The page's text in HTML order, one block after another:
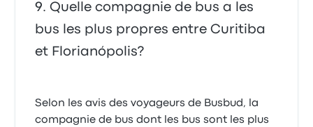
Quelle compagnie de bus a les
bus les plus propres entre Curitiba
et Florianópolis?
Selon les avis des voyageurs de Busbud, la
compagnie de bus dont les bus sont les plus